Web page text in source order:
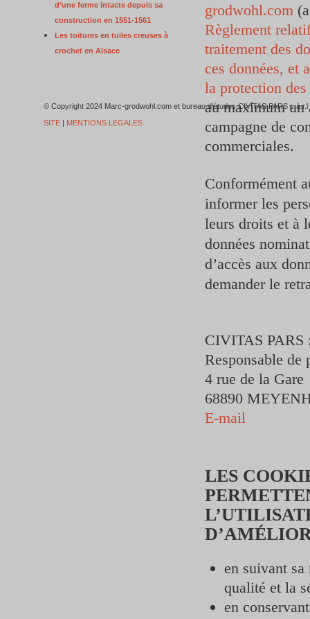
grodwohl.com
Règlement
traitement des
ces données, et
la protection des
au maximum un
campagne de
commerciales.
Conformément
informer les
leurs droits et à
données
d’accès aux
demander le
CIVITAS PARS
Responsable
4 rue de la Gare
68890
E-mail
LES
en suivant sa
qualité et la
en
d’une ferme intacte depuis sa
construction en 1551-1561
Les toitures en tuiles creuses à
crochet en Alsace
© Copyright 2024 Marc-grodwohl.com et bureau d'études CIVITAS
SITE | MENTIONS LEGALES